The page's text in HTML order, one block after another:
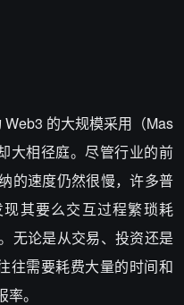
的大规模采用（Mas
大相径庭。尽管行业的前
的速度仍然很慢，许多普
其要么交互过程繁琐耗
无论是从交易、投资还是
往需要耗费大量的时间和
。